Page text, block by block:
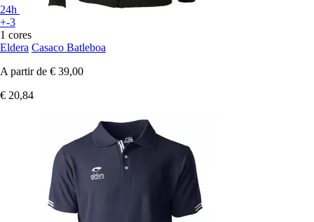
24h
+-3
1 cores
Eldera Casaco Batleboa
A partir de € 39,00
€ 20,84